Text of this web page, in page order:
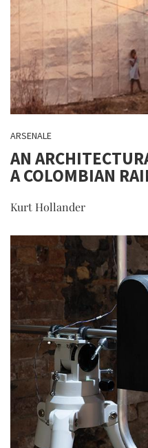
ARSENALE
AN
A COLOMBIAN
Kurt Hollander